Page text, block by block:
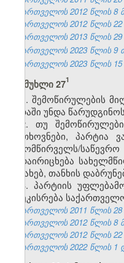
საქართველოს 2012 წლის 8
საქართველოს 2012 წლის
საქართველოს 2013 წლის
საქართველოს 2023 წლის
საქართველოს 2023 წლის
მუხლი 271
1. შემოწირულების
ვადაში უნდა
2. თუ
მოთხოვნები, პარტია
შემომწირველს/
გადაირიცხება
შესახებ, თანხის
3. პარტიის
დაეკისრება
საქართველოს 2011 წლის
საქართველოს 2012 წლის 8
საქართველოს 2012 წლის
საქართველოს 2022 წლის 1